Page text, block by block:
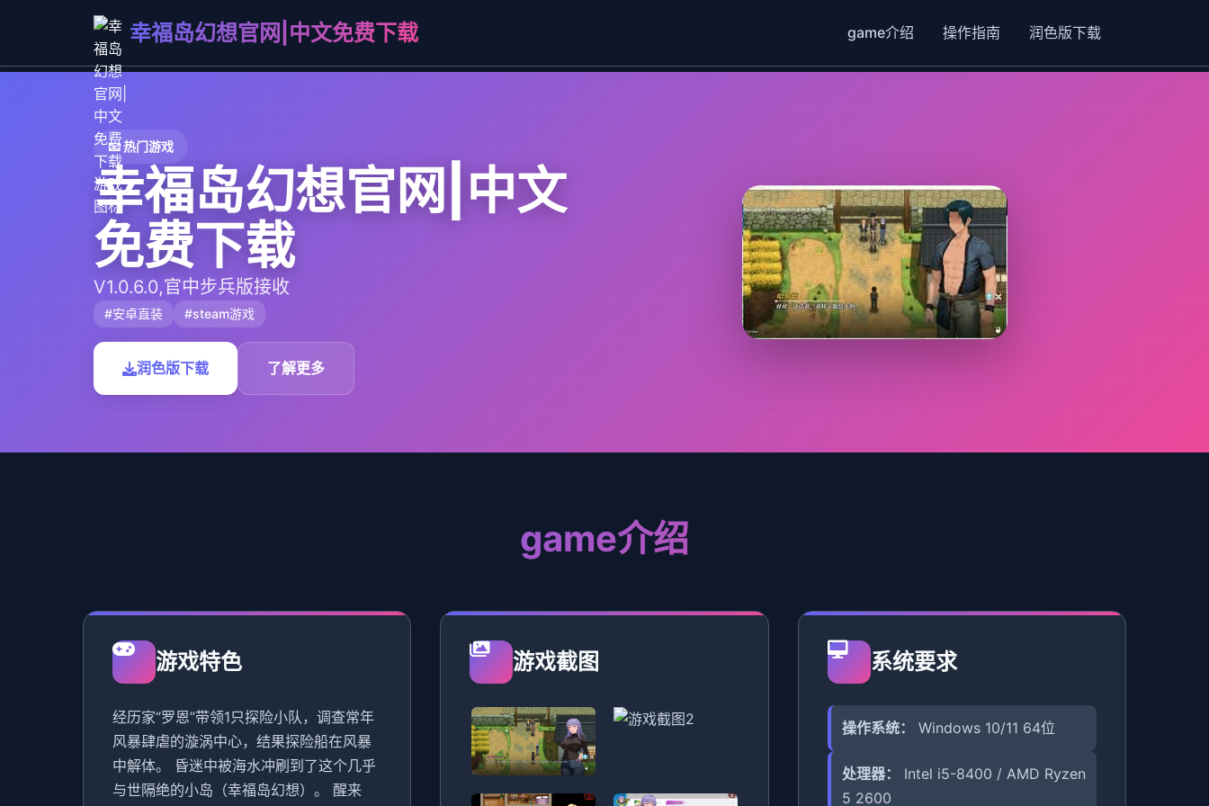
幸福岛幻想官网|中文免费下载 game介绍 操作指南 润色版下载
📧 热门游戏
幸福岛幻想官网|中文
免费下载
V1.0.6.0,官中步兵版接收
#安卓直装 #steam游戏
润色版下载 了解更多
game介绍
游戏特色
经历家“罗恩”带领1只探险小队，调查常年
风暴肆虐的漩涡中心，结果探险船在风暴
中解体。 昏迷中被海水冲刷到了这个几乎
与世隔绝的小岛（幸福岛幻想）。 醒来
游戏截图 系统要求
操作系统： Windows 10/11 64位
处理器：
Intel i5-8400 / AMD Ryzen
5 2600